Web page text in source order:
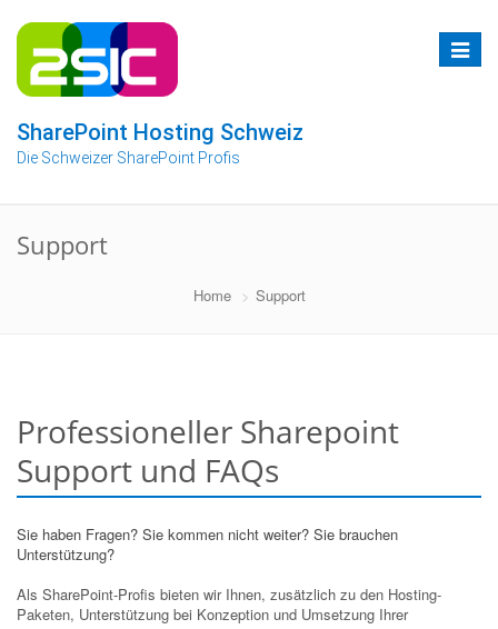
Inhalt
springen
Toggle
SharePoint Hosting Schweiz
Die Schweizer SharePoint Profis
Support
Home Support
Professioneller Sharepoint
Support und FAQs
Sie haben Fragen? Sie kommen nicht weiter? Sie brauchen
Unterstützung?
Als SharePoint-Profis bieten wir Ihnen, zusätzlich zu den Hosting-
Paketen, Unterstützung bei Konzeption und Umsetzung Ihrer